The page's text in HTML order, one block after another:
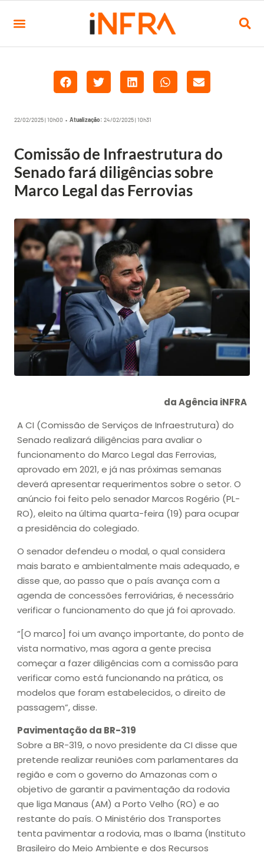
22/02/2025 | 10h00 • Atualização: 24/02/2025 | 10h31
Comissão de Infraestrutura do
Senado fará diligências sobre
Marco Legal das Ferrovias
da Agência iNFRA
A CI (Comissão de Serviços de Infraestrutura) do
Senado realizará diligências para avaliar o
funcionamento do Marco Legal das Ferrovias,
aprovado em 2021, e já nas próximas semanas
deverá apresentar requerimentos sobre o setor. O
anúncio foi feito pelo senador Marcos Rogério (PL-
RO), eleito na última quarta-feira (19) para ocupar
a presidência do colegiado.
O senador defendeu o modal, o qual considera
mais barato e ambientalmente mais adequado, e
disse que, ao passo que o país avança com a
agenda de concessões ferroviárias, é necessário
verificar o funcionamento do que já foi aprovado.
“[O marco] foi um avanço importante, do ponto de
vista normativo, mas agora a gente precisa
começar a fazer diligências com a comissão para
verificar como está funcionando na prática, os
modelos que foram estabelecidos, o direito de
passagem”, disse.
Pavimentação da BR-319
Sobre a BR-319, o novo presidente da CI disse que
pretende realizar reuniões com parlamentares da
região e com o governo do Amazonas com o
objetivo de garantir a pavimentação da rodovia
que liga Manaus (AM) a Porto Velho (RO) e ao
restante do país. O Ministério dos Transportes
tenta pavimentar a rodovia, mas o Ibama (Instituto
Brasileiro do Meio Ambiente e dos Recursos